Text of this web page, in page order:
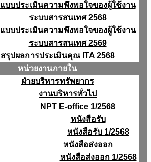
แบบประเมินความพึงพอใจของผู้ใช้งาน
ระบบสารสนเทศ 2568
แบบประเมินความพึงพอใจของผู้ใช้งาน
ระบบสารสนเทศ 2569
สรุปผลการประเมินคุณ ITA 2568
หน่วยงานภายใน
ฝ่ายบริหารทรัพยากร
งานบริหารทั่วไป
NPT E-office 1/2568
หนังสือรับ
หนังสือรับ 1/2568
หนังสือส่งออก
หนังสือส่งออก 1/2568